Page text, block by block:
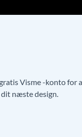
Visme -konto for
dit næste design.